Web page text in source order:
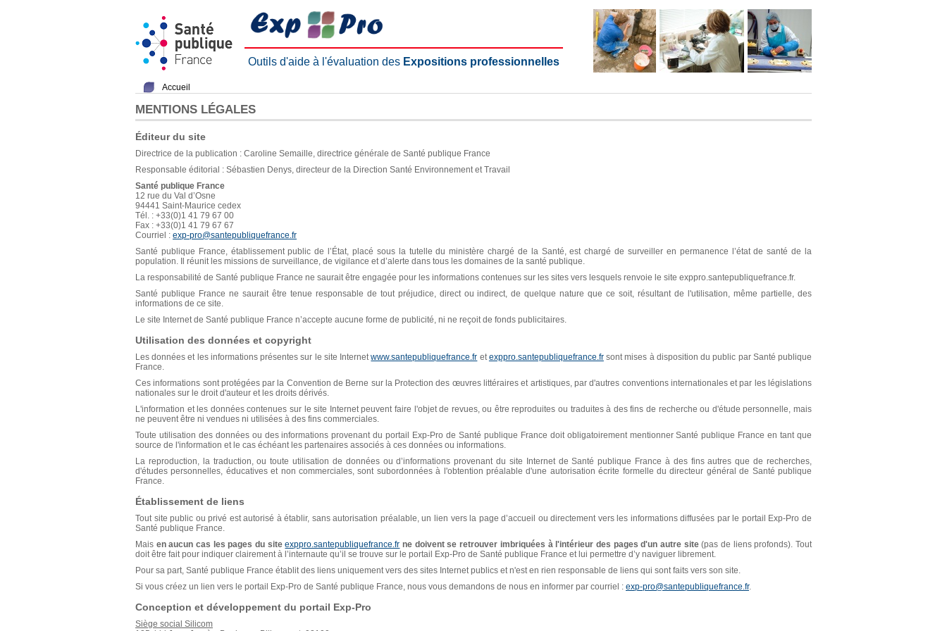
Outils d'aide à l'évaluation des Expositions professionnelles
Accueil
MENTIONS LÉGALES
Éditeur du site
Directrice de la publication : Caroline Semaille, directrice générale de Santé publique France
Responsable éditorial : Sébastien Denys, directeur de la Direction Santé Environnement et Travail
Santé publique France
12 rue du Val d’Osne
94441 Saint-Maurice cedex
Tél. : +33(0)1 41 79 67 00
Fax : +33(0)1 41 79 67 67
Courriel : exp-pro@santepubliquefrance.fr
Santé publique France, établissement public de l’État, placé sous la tutelle du ministère chargé de la Santé, est chargé de surveiller en permanence l’état de santé de la
population. Il réunit les missions de surveillance, de vigilance et d’alerte dans tous les domaines de la santé publique.
La responsabilité de Santé publique France ne saurait être engagée pour les informations contenues sur les sites vers lesquels renvoie le site exppro.santepubliquefrance.fr.
Santé publique France ne saurait être tenue responsable de tout préjudice, direct ou indirect, de quelque nature que ce soit, résultant de l'utilisation, même partielle, des
informations de ce site.
Le site Internet de Santé publique France n’accepte aucune forme de publicité, ni ne reçoit de fonds publicitaires.
Utilisation des données et copyright
Les données et les informations présentes sur le site Internetwww.santepubliquefrance.fr etexppro.santepubliquefrance.frsont mises à disposition du public par Santé publique
France.
Ces informations sont protégées par la Convention de Berne sur la Protection des œuvres littéraires et artistiques, par d'autres conventions internationales et par les législations
nationales sur le droit d'auteur et les droits dérivés.
L'information et les données contenues sur le site Internet peuvent faire l'objet de revues, ou être reproduites ou traduites à des fins de recherche ou d'étude personnelle, mais
ne peuvent être ni vendues ni utilisées à des fins commerciales.
Toute utilisation des données ou des informations provenant du portail Exp-Pro de Santé publique France doit obligatoirement mentionner Santé publique France en tant que
source de l'information et le cas échéant les partenaires associés à ces données ou informations.
La reproduction, la traduction, ou toute utilisation de données ou d’informations provenant du site Internet de Santé publique France à des fins autres que de recherches,
d'études personnelles, éducatives et non commerciales, sont subordonnées à l'obtention préalable d'une autorisation écrite formelle du directeur général de Santé publique
France.
Établissement de liens
Tout site public ou privé est autorisé à établir, sans autorisation préalable, un lien vers la page d’accueil ou directement vers les informations diffusées par le portail Exp-Pro de
Santé publique France.
Mais en aucun cas les pages du siteexppro.santepubliquefrance.fr ne doivent se retrouver imbriquées à l'intérieur des pages d'un autre site(pas de liens profonds). Tout
doit être fait pour indiquer clairement à l’internaute qu’il se trouve sur le portail Exp-Pro de Santé publique France et lui permettre d’y naviguer librement.
Pour sa part, Santé publique France établit des liens uniquement vers des sites Internet publics et n'est en rien responsable de liens qui sont faits vers son site.
Si vous créez un lien vers le portail Exp-Pro de Santé publique France, nous vous demandons de nous en informer par courriel : exp-pro@santepubliquefrance.fr.
Conception et développement du portail Exp-Pro
Siège social Silicom